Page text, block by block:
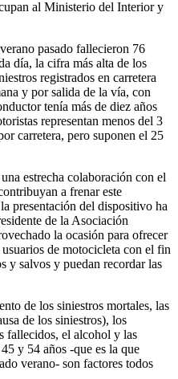
al Ministerio del Interior y
pasado fallecieron 76
día, la cifra más alta de los
registrados en carretera
y por salida de la vía, con
tenía más de diez años
representan menos del 3
carretera, pero suponen el 25
estrecha colaboración con el
a frenar este
presentación del dispositivo ha
de la Asociación
la ocasión para ofrecer
de motocicleta con el fin
y salvos y puedan recordar las
de los siniestros mortales, las
de los siniestros), los
fallecidos, el alcohol y las
y 54 años -que es la que
verano- son factores todos